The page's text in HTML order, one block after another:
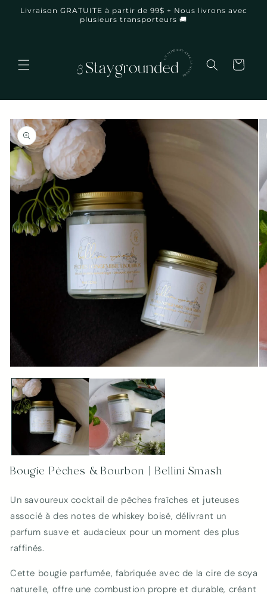
passer
Livraison GRATUITE à partir de 99$ + Nous livrons avec
plusieurs transporteurs 🚚
Panier
Passer aux
informations
produits
le
média
1
dans
une
fenêtre
modale
Bougie Pêches & Bourbon | Bellini Smash
Un savoureux cocktail de pêches fraîches et juteuses
associé à des notes de whiskey boisé, délivrant un
parfum suave et audacieux pour un moment des plus
raffinés.
Cette bougie parfumée, fabriquée avec de la cire de soya
naturelle, offre une combustion propre et durable, créant